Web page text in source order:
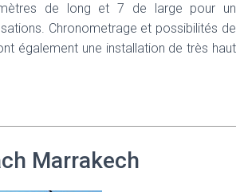
de long et 7 de large pour un
Chronometrage et possibilités de
également une installation de très haut
Marrakech